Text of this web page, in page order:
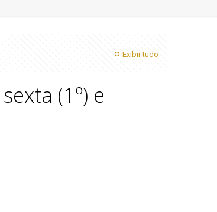
Exibir tudo
(1º) e